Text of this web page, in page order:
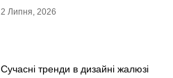
2 Липня, 2026
Сучасні тренди в дизайні жалюзі